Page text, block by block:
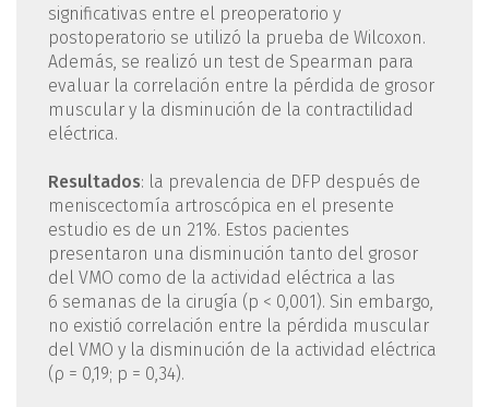
significativas entre el preoperatorio y
postoperatorio se utilizó la prueba de Wilcoxon.
Además, se realizó un test de Spearman para
evaluar la correlación entre la pérdida de grosor
muscular y la disminución de la contractilidad
eléctrica.
Resultados: la prevalencia de DFP después de
meniscectomía artroscópica en el presente
estudio es de un 21%. Estos pacientes
presentaron una disminución tanto del grosor
del VMO como de la actividad eléctrica a las
6 semanas de la cirugía (p < 0,001). Sin embargo,
no existió correlación entre la pérdida muscular
del VMO y la disminución de la actividad eléctrica
(ρ = 0,19; p = 0,34).